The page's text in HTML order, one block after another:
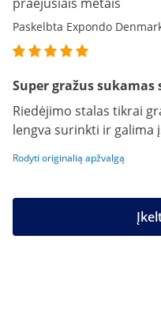
Paskelbta Expondo
Super gražus sukamas
Riedėjimo stalas tikrai
lengva surinkti ir galima
Rodyti originalią apžvalgą